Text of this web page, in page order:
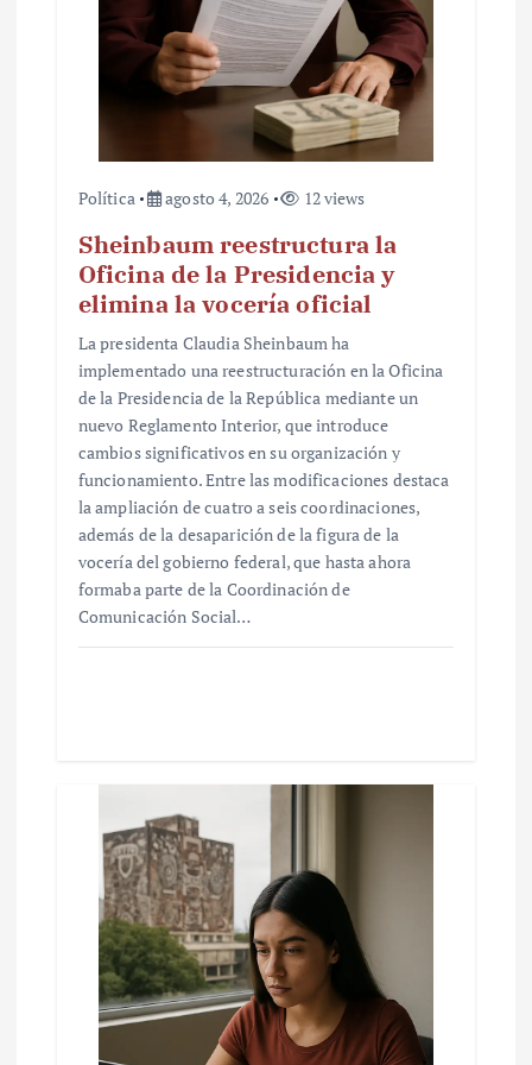
Política agosto 4, 2026 12 views
Sheinbaum reestructura la
Oficina de la Presidencia y
elimina la vocería oficial
La presidenta Claudia Sheinbaum ha
implementado una reestructuración en la Oficina
de la Presidencia de la República mediante un
nuevo Reglamento Interior, que introduce
cambios significativos en su organización y
funcionamiento. Entre las modificaciones destaca
la ampliación de cuatro a seis coordinaciones,
además de la desaparición de la figura de la
vocería del gobierno federal, que hasta ahora
formaba parte de la Coordinación de
Comunicación Social…